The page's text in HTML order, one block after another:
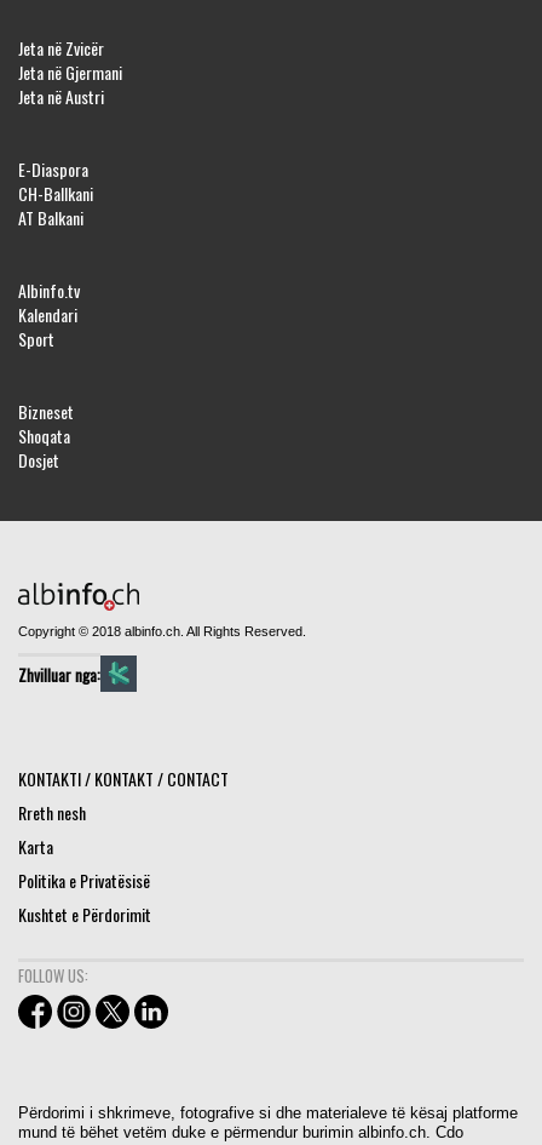
Jeta në Zvicër
Jeta në Gjermani
Jeta në Austri
E-Diaspora
CH-Ballkani
AT Balkani
Albinfo.tv
Kalendari
Sport
Bizneset
Shoqata
Dosjet
Copyright © 2018 albinfo.ch. All Rights Reserved.
Zhvilluar nga:
KONTAKTI / KONTAKT / CONTACT
Rreth nesh
Karta
Politika e Privatësisë
Kushtet e Përdorimit
FOLLOW US:
Përdorimi i shkrimeve, fotografive si dhe materialeve të kësaj platforme
mund të bëhet vetëm duke e përmendur burimin albinfo.ch. Cdo